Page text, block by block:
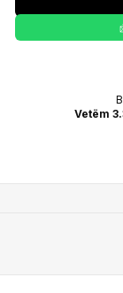
wishlist
Vetëm